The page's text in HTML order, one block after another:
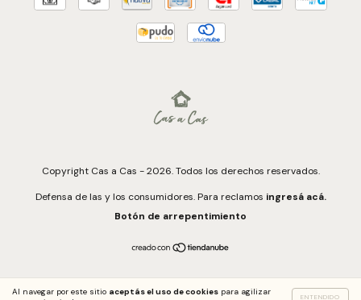
Al navegar por este sitio aceptás el uso de cookies para agilizar
ENTENDIDO
Copyright Cas a Cas - 2026. Todos los derechos reservados.
Defensa de las y los consumidores. Para reclamos ingresá acá.
Botón de arrepentimiento